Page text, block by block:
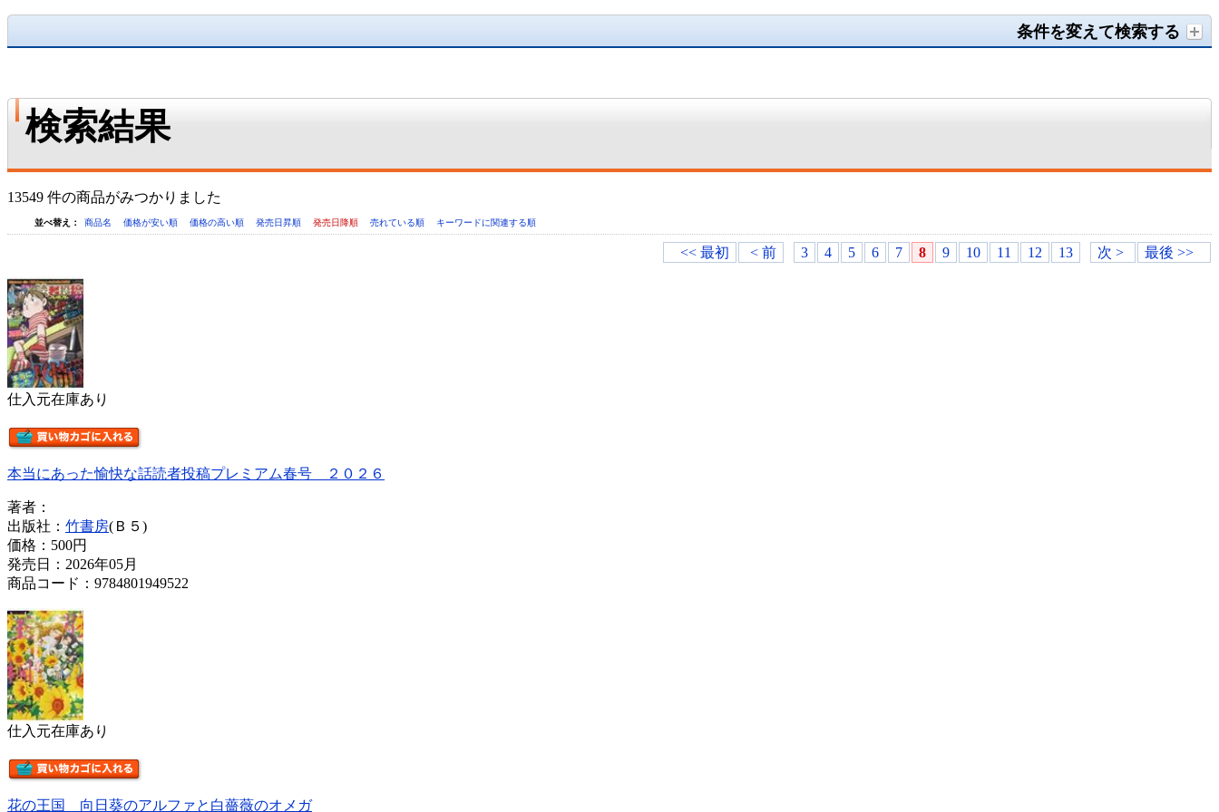
条件を変えて検索する
検索結果
13549 件の商品がみつかりました
並べ替え： 商品名 価格が安い順 価格の高い順 発売日昇順 発売日降順 売れている順 キーワードに関連する順
<< 最初 < 前 3 4 5 6 7 8 9 10 11 12 13 次 > 最後 >>
仕入元在庫あり
本当にあった愉快な話読者投稿プレミアム春号 ２０２６
著者：
出版社： 竹書房(Ｂ５)
価格： 500円
発売日：2026年05月
商品コード：9784801949522
仕入元在庫あり
花の王国 向日葵のアルファと白薔薇のオメガ